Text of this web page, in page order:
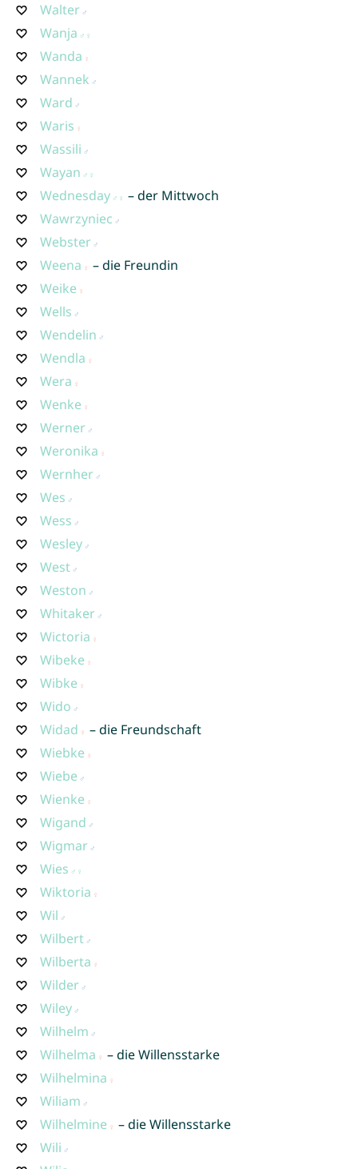
Walter
Wanja
Wanda
Wannek
Ward
Waris
Wassili
Wayan
Wednesday
– der Mittwoch
Wawrzyniec
Webster
Weena
– die Freundin
Weike
Wells
Wendelin
Wendla
Wera
Wenke
Werner
Weronika
Wernher
Wes
Wess
Wesley
West
Weston
Whitaker
Wictoria
Wibeke
Wibke
Wido
Widad
– die Freundschaft
Wiebke
Wiebe
Wienke
Wigand
Wigmar
Wies
Wiktoria
Wil
Wilbert
Wilberta
Wilder
Wiley
Wilhelm
Wilhelma
– die Willensstarke
Wilhelmina
Wiliam
Wilhelmine
– die Willensstarke
Wili